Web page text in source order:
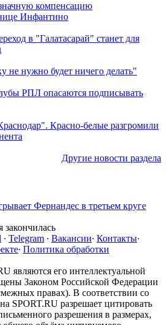
компенсацию
Инфантино
в "Галатасарай" станет для
нужно будет ничего делать"
РПЛ опасаются подписывать
Красно-белые разгромили
Другие новости раздела
Фернандес в третьем круге
закончилась
· Telegram · Вакансии· Контакты·
· Политика обработки
являются его интеллектуальной
Законом Российской Федерации
правах). В соответствии со
SPORT.RU разрешает цитировать
разрешения в размерах,